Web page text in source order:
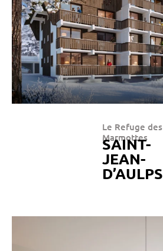
Le Refuge des
Marmottes
SAINT-
JEAN-
D’AULPS